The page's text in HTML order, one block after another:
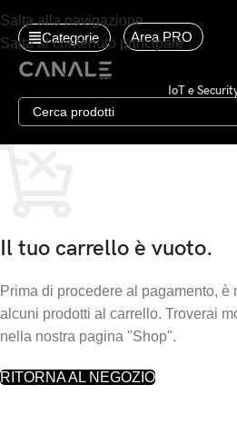
Salta alla navigazione
Salta al contenuto principale
Categorie Area PRO
IoT e
Il tuo carrello è vuoto.
Prima di procedere al pagamento, è
alcuni prodotti al carrello. Troverai
nella nostra pagina "Shop".
RITORNA AL NEGOZIO